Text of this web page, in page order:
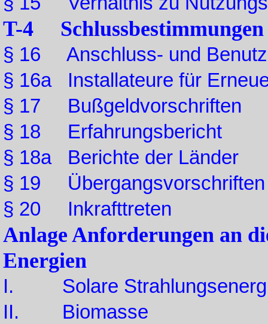
T-4 Schlussbestimmungen
§ 16 Anschluss- und
§ 16a Installateure für
§ 17 Bußgeldvorschriften
§ 18 Erfahrungsbericht
§ 18a Berichte der Länder
§ 19 Übergangsvorschriften
§ 20 Inkrafttreten
Anlage Anforderungen an
Energien
I. Solare
II. Biomasse